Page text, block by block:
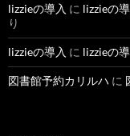
lizzieの導入 に lizzieの
り
lizzieの導入 に lizzieの
図書館予約カリルハ に